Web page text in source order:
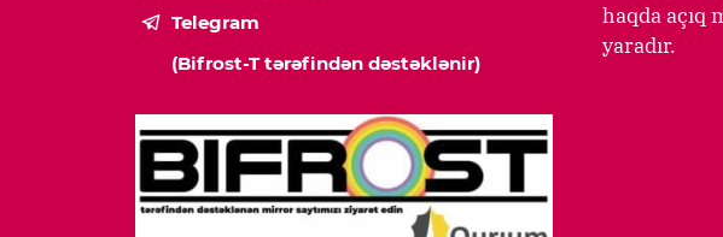
Telegram
(Bifrost-T tərəfindən dəstəklənir)
haqda
yaradır.